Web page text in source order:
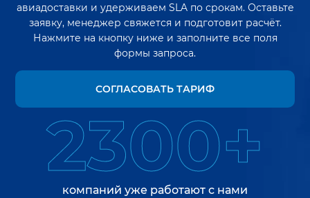
авиадоставки и удерживаем SLA по срокам. Оставьте
заявку, менеджер свяжется и подготовит расчёт.
Нажмите на кнопку ниже и заполните все поля
формы запроса.
СОГЛАСОВАТЬ ТАРИФ
2300+
компаний уже работают с нами